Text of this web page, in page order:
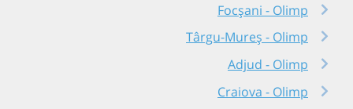
Focșani - Olimp
Târgu-Mureș - Olimp
Adjud - Olimp
Craiova - Olimp